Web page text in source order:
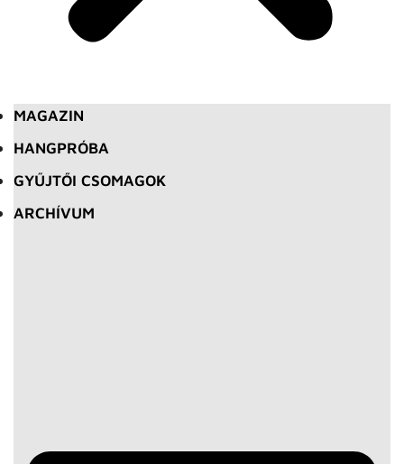
MAGAZIN
HANGPRÓBA
GYŰJTŐI CSOMAGOK
ARCHÍVUM